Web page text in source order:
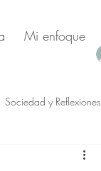
Mi enfoque
Sociedad y Reflexiones